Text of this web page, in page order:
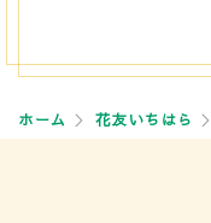
ホーム 花友いちはら